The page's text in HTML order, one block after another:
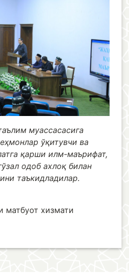
муассасасига
ўқитувчи ва
қарши илм-маърифат,
одоб ахлоқ билан
таъкидладилар.
матбуот хизмати